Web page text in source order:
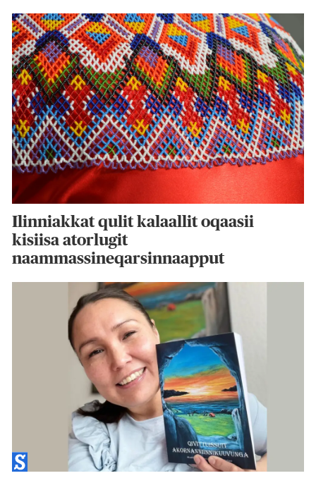
Ilinniakkat qulit kalaallit oqaasii
kisiisa atorlugit
naammassineqarsinnaapput